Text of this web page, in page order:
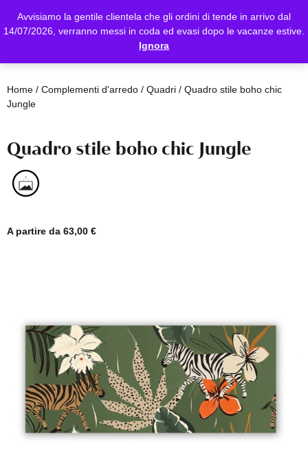
Avvisiamo la gentile clientela che gli ordini di tende in arrivo dal
14/07/2026, verranno messi in coda ed evasi dopo le vacanze estive.
Ignora
Home/ Complementi d'arredo/ Quadri/ Quadro stile boho chic
Jungle
Quadro stile boho chic Jungle
A partire da 63,00 €